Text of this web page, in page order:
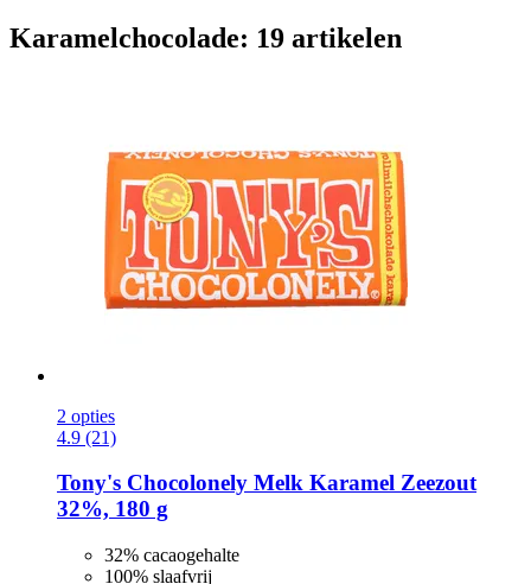
Karamelchocolade: 19 artikelen
2 opties
4.9 (21)
Tony's Chocolonely Melk Karamel Zeezout
32%, 180 g
32% cacaogehalte
100% slaafvrij